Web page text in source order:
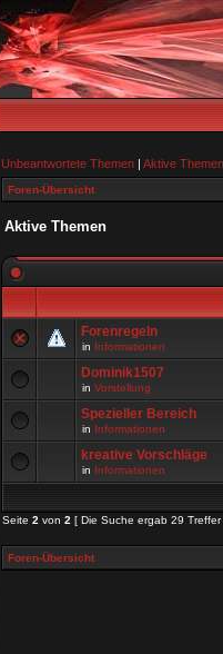
Unbeantwortete Themen | Aktive Themen
Foren-Übersicht
Aktive Themen
Forenregeln
in Informationen
Dominik1507
in Vorstellung
Spezieller Bereich
in Informationen
kreative Vorschläge
in Informationen
Seite 2 von 2 [ Die Suche ergab 29 Treffer
Foren-Übersicht